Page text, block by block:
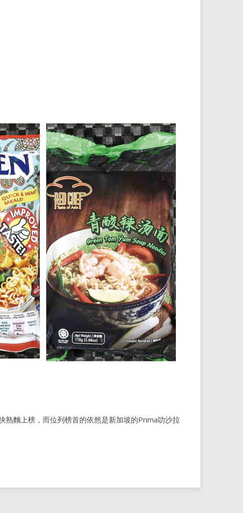
熟麵上榜，而位列榜首的依然是新加坡的Prima叻沙拉